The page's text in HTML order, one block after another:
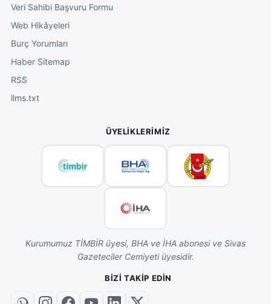
Veri Sahibi Başvuru Formu
Web Hikâyeleri
Burç Yorumları
Haber Sitemap
RSS
llms.txt
ÜYELIKLERIMIZ
Kurumumuz TİMBİR üyesi, BHA ve İHA abonesi ve Sivas
Gazeteciler Cemiyeti üyesidir.
BIZI TAKIP EDIN